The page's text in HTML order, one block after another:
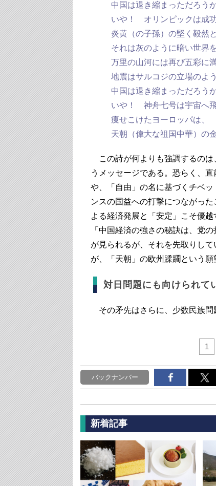
中国は退き縮まっただろう
いや！ オリンピックは成
炎黄（の子孫）の堅く毅然
それは灰のように暗い世界
万里の山河には再び五彩に
地震はサルコジの立場のよ
中国は退き縮まっただろう
いや！ 神舟七号は宇宙へ
痩せこけたヨーロッパは、
天朝（偉大な祖国中華）の
この詩が何よりも強調するのは
うメッセージである。恐らく、
や、「自由」の名に基づくチベ
ンスの国益への打撃につながっ
よる経済発展と「安定」こそ優
「中国経済の強さの秘訣は、党
が見られるが、それを先取りし
が、「天朝」の欧州蹂躙という
対日問題にも向けられて
その矛先はさらに、少数民族問
1
バックナンバー
新着記事